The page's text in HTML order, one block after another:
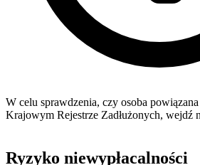
W celu sprawdzenia, czy osoba
Krajowym Rejestrze Zadłużonych, wejdź
Ryzyko niewypłacalności